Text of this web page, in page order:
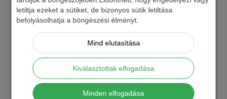
letiltja ezeket a sütiket, de bizonyos sütik letiltása
befolyásolhatja a böngészési élményt.
Mind elutasítása
Kiválasztottak elfogadása
Minden elfogadása
HALDORÁDÓ SPÉCIMETHOD RIG-PROFI ELŐKÖTÖTT
CSALITÜSKÉS HOROGELŐKE 2DB/CSOMAG